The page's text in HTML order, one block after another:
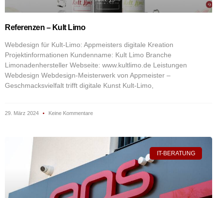
Referenzen – Kult Limo
Webdesign für Kult-Limo: Appmeisters digitale Kreation
Projektinformationen Kundenname: Kult Limo Branche
Limonadenhersteller Webseite: www.kultlimo.de Leistungen
Webdesign Webdesign-Meisterwerk von Appmeister –
Geschmacksvielfalt trifft digitale Kunst Kult-Limo,
29. März 2024 Keine Kommentare
IT-BERATUNG